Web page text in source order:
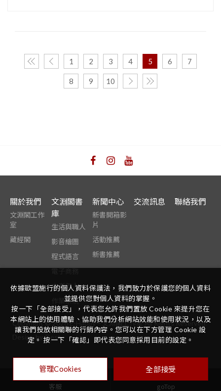
1 2 3 4 5 6 7
8 9 10
關於我們
文淵閣工作
室
藏經閣
文淵閣書
庫
生活與職人
影音繪圖
程式語言
中老年人
作業系統
新聞中心
新書開箱影
片
活動推薦
新書推薦
交流訊息 聯絡我們
Copyright ©2026E-Happy—文淵閣工作室All Rights Reserved.
Design by iBest
客服 goTop
依據歐盟施行的個人資料保護法，我們致力於保護您的個人資料
並提供您對個人資料的掌握。
按一下「全部接受」，代表您允許我們置放 Cookie 來提升您在
本網站上的使用體驗、協助我們分析網站效能和使用狀況，以及
讓我們投放相關聯的行銷內容。您可以在下方管理 Cookie 設
定。 按一下「確認」即代表您同意採用目前的設定。
管理Cookies 全部接受